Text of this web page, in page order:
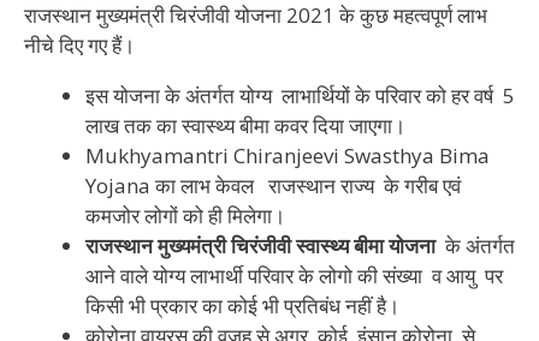
राजस्थान मुख्यमंत्री चिरंजीवी योजना 2021 के कुछ महत्वपूर्ण लाभ
नीचे दिए गए हैं।
इस योजना के अंतर्गत योग्य लाभार्थियों के परिवार को हर वर्ष 5
लाख तक का स्वास्थ्य बीमा कवर दिया जाएगा।
Mukhyamantri Chiranjeevi Swasthya Bima
Yojana का लाभ केवल राजस्थान राज्य के गरीब एवं
कमजोर लोगों को ही मिलेगा।
राजस्थानमुख्यमंत्रीचिरंजीवीस्वास्थ्य बीमायोजनाके अंतर्गत
आने वाले योग्य लाभार्थी परिवार के लोगो की संख्या व आयु पर
किसी भी प्रकार का कोई भी प्रतिबंध नहीं है।